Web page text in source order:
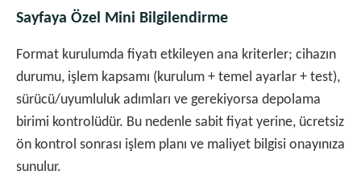
Sayfaya Özel Mini Bilgilendirme
Format kurulumda fiyatı etkileyen ana kriterler; cihazın
durumu, işlem kapsamı (kurulum + temel ayarlar + test),
sürücü/uyumluluk adımları ve gerekiyorsa depolama
birimi kontrolüdür. Bu nedenle sabit fiyat yerine, ücretsiz
ön kontrol sonrası işlem planı ve maliyet bilgisi onayınıza
sunulur.